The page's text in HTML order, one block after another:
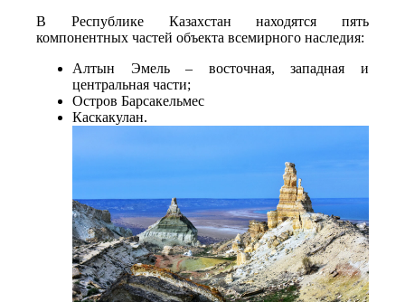
В Республике Казахстан находятся пять
компонентных частей объекта всемирного наследия:
Алтын Эмель – восточная, западная и
центральная части;
Остров Барсакельмес
Каскакулан.